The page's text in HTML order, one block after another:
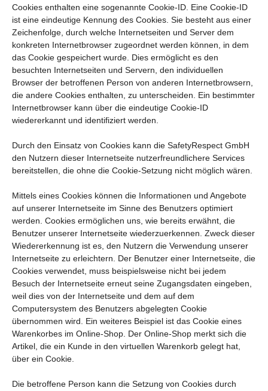
Cookies enthalten eine sogenannte Cookie-ID. Eine Cookie-ID
ist eine eindeutige Kennung des Cookies. Sie besteht aus einer
Zeichenfolge, durch welche Internetseiten und Server dem
konkreten Internetbrowser zugeordnet werden können, in dem
das Cookie gespeichert wurde. Dies ermöglicht es den
besuchten Internetseiten und Servern, den individuellen
Browser der betroffenen Person von anderen Internetbrowsern,
die andere Cookies enthalten, zu unterscheiden. Ein bestimmter
Internetbrowser kann über die eindeutige Cookie-ID
wiedererkannt und identifiziert werden.
Durch den Einsatz von Cookies kann die SafetyRespect GmbH
den Nutzern dieser Internetseite nutzerfreundlichere Services
bereitstellen, die ohne die Cookie-Setzung nicht möglich wären.
Mittels eines Cookies können die Informationen und Angebote
auf unserer Internetseite im Sinne des Benutzers optimiert
werden. Cookies ermöglichen uns, wie bereits erwähnt, die
Benutzer unserer Internetseite wiederzuerkennen. Zweck dieser
Wiedererkennung ist es, den Nutzern die Verwendung unserer
Internetseite zu erleichtern. Der Benutzer einer Internetseite, die
Cookies verwendet, muss beispielsweise nicht bei jedem
Besuch der Internetseite erneut seine Zugangsdaten eingeben,
weil dies von der Internetseite und dem auf dem
Computersystem des Benutzers abgelegten Cookie
übernommen wird. Ein weiteres Beispiel ist das Cookie eines
Warenkorbes im Online-Shop. Der Online-Shop merkt sich die
Artikel, die ein Kunde in den virtuellen Warenkorb gelegt hat,
über ein Cookie.
Die betroffene Person kann die Setzung von Cookies durch